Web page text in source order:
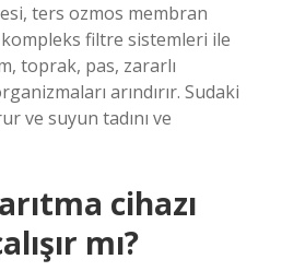
ters ozmos membran
filtre sistemleri ile
toprak, pas, zararlı
arındırır. Sudaki
ve suyun tadını ve
cihazı
mı?